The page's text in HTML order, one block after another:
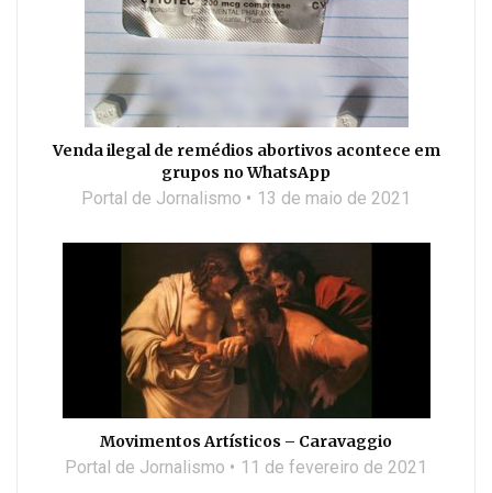
Venda ilegal de remédios abortivos acontece em
grupos no WhatsApp
Portal de Jornalismo 13 de maio de 2021
Movimentos Artísticos – Caravaggio
Portal de Jornalismo 11 de fevereiro de 2021